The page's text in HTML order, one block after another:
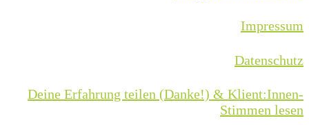
Impressum
Datenschutz
Deine Erfahrung teilen (Danke!) & Klient:Innen-
Stimmen lesen